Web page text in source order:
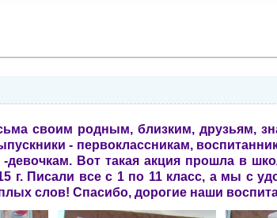
родным, близким, друзьям,
- первоклассникам,
-девочкам. Вот такая акция прошла в
г. Писали все с 1 по 11 класс, а мы с
слов! Спасибо, дорогие наши